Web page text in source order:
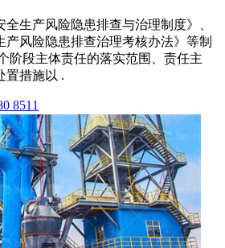
生产风险隐患排查与治理制度》、
产风险隐患排查治理考核办法》等制
阶段主体责任的落实范围、责任主
置措施以 .
8511